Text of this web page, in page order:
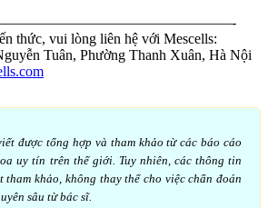
thức, vui lòng liên hệ với Mescells:
Tuân, Phường Thanh Xuân, Hà Nội
được tổng hợp và tham khảo từ các báo cáo
uy tín trên thế giới. Tuy nhiên, các thông tin
khảo, không thay thế cho việc chẩn đoán
sâu từ bác sĩ.